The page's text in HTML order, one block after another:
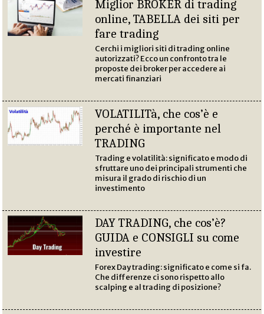
Miglior BROKER di trading
online, TABELLA dei siti per
fare trading
Cerchi i migliori siti di trading online
autorizzati? Ecco un confronto tra le
proposte dei broker per accedere ai
mercati finanziari
VOLATILITà, che cos’è e
perché è importante nel
TRADING
Trading e volatilità: significato e modo di
sfruttare uno dei principali strumenti che
misura il grado di rischio di un
investimento
DAY TRADING, che cos’è?
GUIDA e CONSIGLI su come
investire
Forex Day trading: significato e come si fa.
Che differenze ci sono rispetto allo
scalping e al trading di posizione?